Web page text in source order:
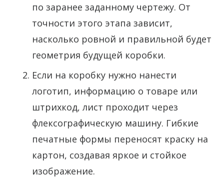
по заранее заданному чертежу. От
точности этого этапа зависит,
насколько ровной и правильной будет
геометрия будущей коробки.
Если на коробку нужно нанести
логотип, информацию о товаре или
штрихкод, лист проходит через
флексографическую машину. Гибкие
печатные формы переносят краску на
картон, создавая яркое и стойкое
изображение.